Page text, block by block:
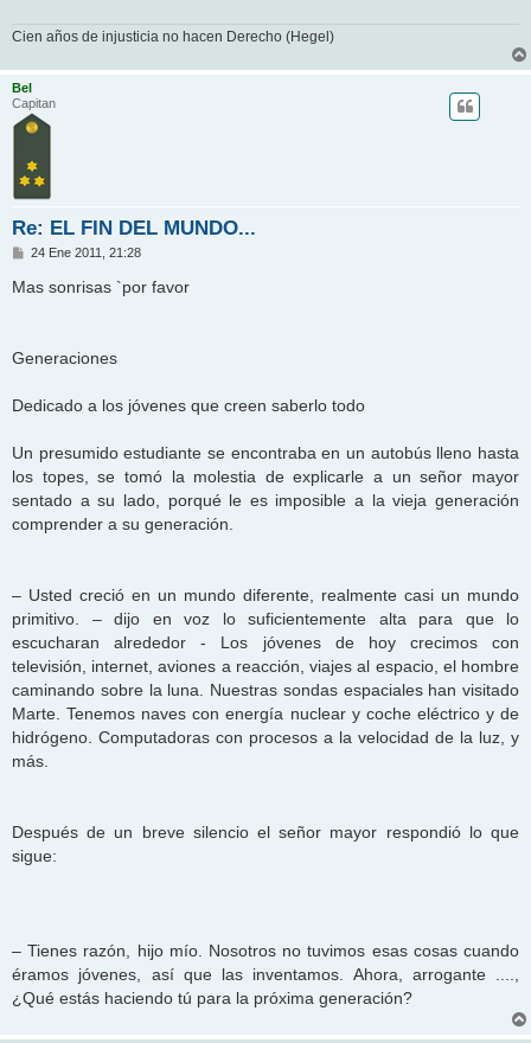
Cien años de injusticia no hacen Derecho (Hegel)
Bel
Capitan
Re: EL FIN DEL MUNDO...
M
n
s
24 Ene 2011, 21:28
Mas sonrisas `por favor
Generaciones
Dedicado a los jóvenes que creen saberlo todo
Un presumido estudiante se encontraba en un autobús lleno hasta
los topes, se tomó la molestia de explicarle a un señor mayor
sentado a su lado, porqué le es imposible a la vieja generación
comprender a su generación.
– Usted creció en un mundo diferente, realmente casi un mundo
primitivo. – dijo en voz lo suficientemente alta para que lo
escucharan alrededor - Los jóvenes de hoy crecimos con
televisión, internet, aviones a reacción, viajes al espacio, el hombre
caminando sobre la luna. Nuestras sondas espaciales han visitado
Marte. Tenemos naves con energía nuclear y coche eléctrico y de
hidrógeno. Computadoras con procesos a la velocidad de la luz, y
más.
Después de un breve silencio el señor mayor respondió lo que
sigue:
– Tienes razón, hijo mío. Nosotros no tuvimos esas cosas cuando
éramos jóvenes, así que las inventamos. Ahora, arrogante ....,
¿Qué estás haciendo tú para la próxima generación?